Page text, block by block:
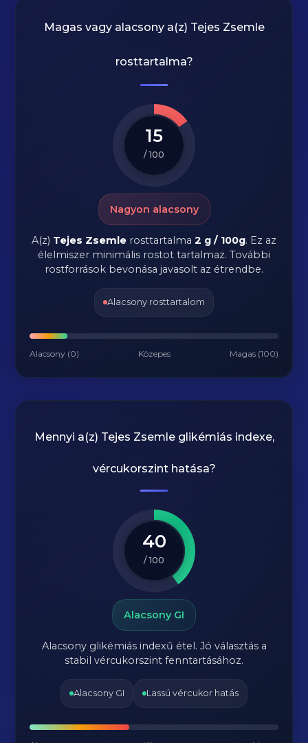
Magas vagy alacsony a(z) Tejes Zsemle
rosttartalma?
15
/ 100
Nagyon alacsony
A(z) Tejes Zsemle rosttartalma 2 g / 100g. Ez az
élelmiszer minimális rostot tartalmaz. További
rostforrások bevonása javasolt az étrendbe.
Alacsony rosttartalom
Alacsony (0) Közepes Magas (100)
Mennyi a(z) Tejes Zsemleglikémiás indexe,
vércukorszint hatása?
40
/ 100
Alacsony GI
Alacsony glikémiás indexű étel. Jó választás a
stabil vércukorszint fenntartásához.
Alacsony GI Lassú vércukor hatás